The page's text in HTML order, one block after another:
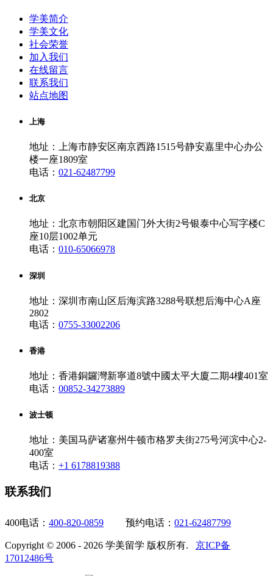
学美简介
学美文化
社会荣誉
加入我们
在线留言
联系我们
站点地图
上海
地址：上海市静安区南京西路1515号静安嘉里中心办公
楼一座1809室
电话： 021-62487799
北京
地址：北京市朝阳区建国门外大街2号银泰中心写字楼C
座10层1002单元
电话： 010-65066978
深圳
地址：深圳市南山区后海滨路3288号联想后海中心A座
2802
电话： 0755-33002206
香港
地址：香港銅鑼灣新寧道8號中國太平大廈二期4樓401室
电话： 00852-34273889
波士顿
地址：美国马萨诸塞州牛顿市格罗夫街275号河滨中心2-
400室
电话： +1 6178819388
联系我们
400电话： 400-820-0859 预约电话： 021-62487799
Copyright © 2006 - 2026 学美留学 版权所有. 京ICP备
17012486号